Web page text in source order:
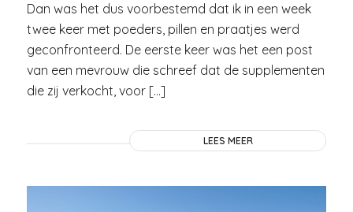
Dan was het dus voorbestemd dat ik in een week
twee keer met poeders, pillen en praatjes werd
geconfronteerd. De eerste keer was het een post
van een mevrouw die schreef dat de supplementen
die zij verkocht, voor […]
LEES MEER